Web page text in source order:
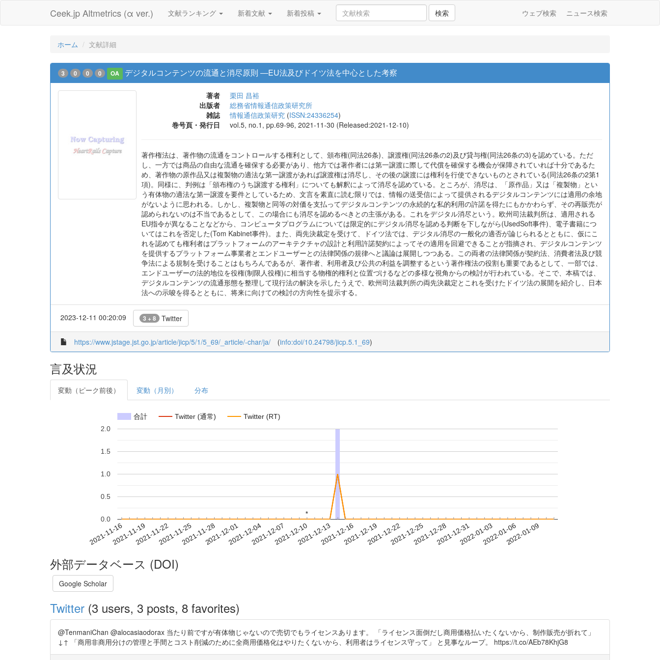
Ceek.jp Altmetrics (α ver.) 文献ランキング 新着文献 新着投稿 検索 ウェブ検索 ニュース検索
ホーム 文献詳細
3 0 0 0 OA デジタルコンテンツの流通と消尽原則 ―EU法及びドイツ法を中心とした考察
著者
栗田 昌裕
出版者
総務省情報通信政策研究所
雑誌
情報通信政策研究 (ISSN:24336254)
巻号頁・発行日
vol.5, no.1, pp.69-96, 2021-11-30 (Released:2021-12-10)
著作権法は、著作物の流通をコントロールする権利として、頒布権(同法26条)、譲渡権(同法26条の2)及び貸与権(同法26条の3)を認めている。ただ
し、一方では商品の自由な流通を確保する必要があり、他方では著作者には第一譲渡に際して代償を確保する機会が保障されていれば十分であるた
め、著作物の原作品又は複製物の適法な第一譲渡があれば譲渡権は消尽し、その後の譲渡には権利を行使できないものとされている(同法26条の2第1
項)。同様に、判例は「頒布権のうち譲渡する権利」についても解釈によって消尽を認めている。ところが、消尽は、「原作品」又は「複製物」とい
う有体物の適法な第一譲渡を要件としているため、文言を素直に読む限りでは、情報の送受信によって提供されるデジタルコンテンツには適用の余地
がないように思われる。しかし、複製物と同等の対価を支払ってデジタルコンテンツの永続的な私的利用の許諾を得たにもかかわらず、その再販売が
認められないのは不当であるとして、この場合にも消尽を認めるべきとの主張がある。これをデジタル消尽という。欧州司法裁判所は、適用される
EU指令が異なることなどから、コンピュータプログラムについては限定的にデジタル消尽を認める判断を下しながら(UsedSoft事件)、電子書籍につ
いてはこれを否定した(Tom Kabinet事件)。また、両先決裁定を受けて、ドイツ法では、デジタル消尽の一般化の適否が論じられるとともに、仮にこ
れを認めても権利者はプラットフォームのアーキテクチャの設計と利用許諾契約によってその適用を回避できることが指摘され、デジタルコンテンツ
を提供するプラットフォーム事業者とエンドユーザーとの法律関係の規律へと議論は展開しつつある。この両者の法律関係が契約法、消費者法及び競
争法による規制を受けることはもちろんであるが、著作者、利用者及び公共の利益を調整するという著作権法の役割も重要であるとして、一部では、
エンドユーザーの法的地位を役権(制限人役権)に相当する物権的権利と位置づけるなどの多様な視角からの検討が行われている。そこで、本稿では、
デジタルコンテンツの流通形態を整理して現行法の解決を示したうえで、欧州司法裁判所の両先決裁定とこれを受けたドイツ法の展開を紹介し、日本
法への示唆を得るとともに、将来に向けての検討の方向性を提示する。
2023-12-11 00:20:09 3 + 8 Twitter
https://www.jstage.jst.go.jp/article/jicp/5/1/5_69/_article/-char/ja/ (info:doi/10.24798/jicp.5.1_69)
言及状況
変動（ピーク前後） 変動（月別） 分布
合計 Twitter (通常) Twitter (RT)
2021-11-162021-11-192021-11-222021-11-252021-11-282021-12-012021-12-042021-12-072021-12-102021-12-132021-12-162021-12-192021-12-222021-12-252021-12-282021-12-312022-01-032022-01-062022-01-09
0.0
0.5
1.0
1.5
2.0
*
*
外部データベース (DOI)
Google Scholar
Twitter (3 users, 3 posts, 8 favorites)
@TenmaniChan @alocasiaodorax 当たり前ですが有体物じゃないので売切でもライセンスあります。 「ライセンス面倒だし商用価格払いたくないから、制作販売が折れて」
↓↑ 「商用非商用分けの管理と手間とコスト削減のために全商用価格化はやりたくないから、利用者はライセンス守って」 と見事なループ。 https://t.co/AEb78KhjG8